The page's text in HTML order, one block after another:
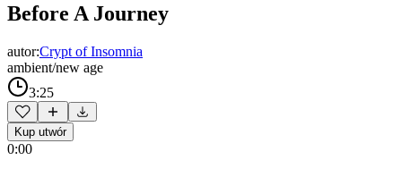
Before A Journey
autor:Crypt of Insomnia
ambient/new age
3:25
Kup utwór
0:00